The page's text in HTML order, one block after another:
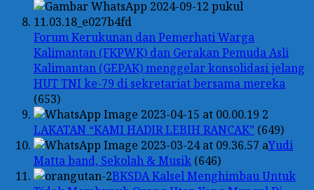
Forum Kerukunan dan Pemerhati Warga
Kalimantan (FKPWK) dan Gerakan Pemuda Asli
Kalimantan (GEPAK) menggelar konsolidasi jelang
HUT TNI ke-79 di sekretariat bersama mereka
(653)
LAKATAN “KAMI HADIR LEBIH RANCAK” (649)
Yudi
Matta band, Sekolah & Musik (646)
BKSDA Kalsel Menghimbau Untuk